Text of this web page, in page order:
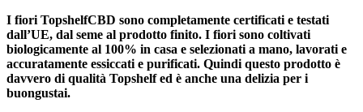
I fiori TopshelfCBD sono completamente certificati e testati
dall’UE, dal seme al prodotto finito. I fiori sono coltivati
biologicamente al 100% in casa e selezionati a mano, lavorati e
accuratamente essiccati e purificati. Quindi questo prodotto è
davvero di qualità Topshelf ed è anche una delizia per i
buongustai.